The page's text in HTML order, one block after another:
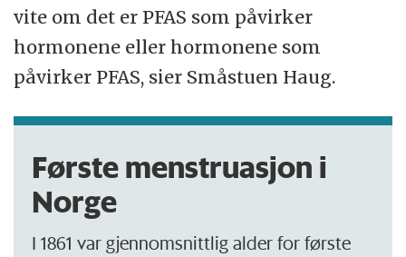
vite om det er PFAS som påvirker
hormonene eller hormonene som
påvirker PFAS, sier Småstuen Haug.
Første menstruasjon i
Norge
I 1861 var gjennomsnittlig alder for første